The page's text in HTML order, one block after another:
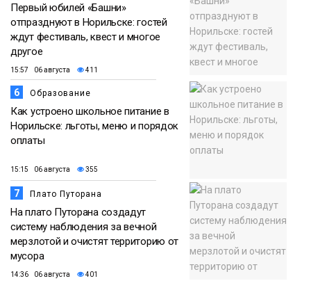
Первый юбилей «Башни»
отпразднуют в Норильске: гостей
ждут фестиваль, квест и многое
другое
15:57 06 августа 411
6 Образование
Как устроено школьное питание в
Норильске: льготы, меню и порядок
оплаты
15:15 06 августа 355
7 Плато Путорана
На плато Путорана создадут
систему наблюдения за вечной
мерзлотой и очистят территорию от
мусора
14:36 06 августа 401